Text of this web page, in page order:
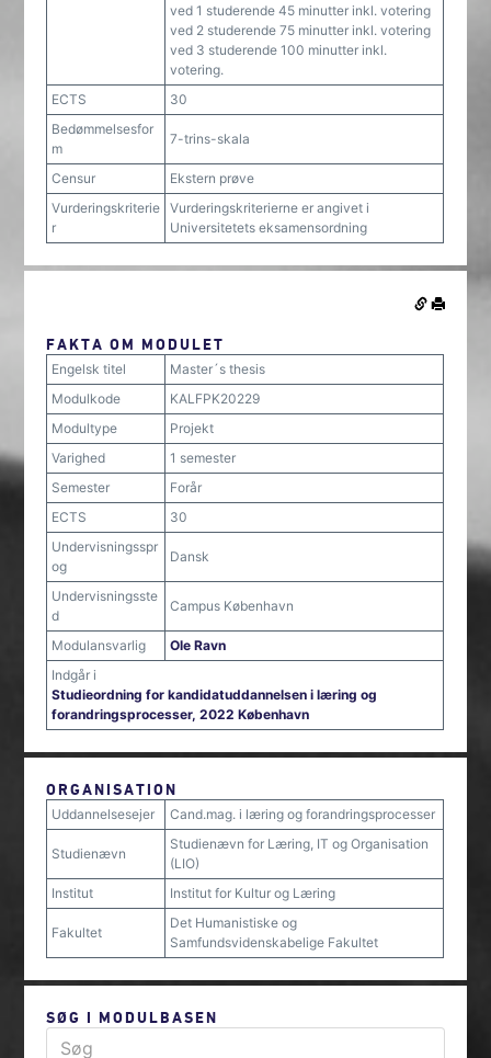
ved 1 studerende 45 minutter inkl. votering
ved 2 studerende 75 minutter inkl. votering
ved 3 studerende 100 minutter inkl.
votering.
ECTS
30
Bedømmelsesfor
m
7-trins-skala
Censur
Ekstern prøve
Vurderingskriterie
r
Vurderingskriterierne er angivet i
Universitetets eksamensordning
FAKTA OM MODULET
Engelsk titel
Master´s thesis
Modulkode
KALFPK20229
Modultype
Projekt
Varighed
1 semester
Semester
Forår
ECTS
30
Undervisningsspr
og
Dansk
Undervisningsste
d
Campus København
Modulansvarlig
Ole Ravn
Indgår i
Studieordning for kandidatuddannelsen i læring og
forandringsprocesser, 2022 København
ORGANISATION
Uddannelsesejer Cand.mag. i læring og forandringsprocesser
Studienævn
Studienævn for Læring, IT og Organisation
(LIO)
Institut
Institut for Kultur og Læring
Fakultet
Det Humanistiske og
Samfundsvidenskabelige Fakultet
SØG I MODULBASEN